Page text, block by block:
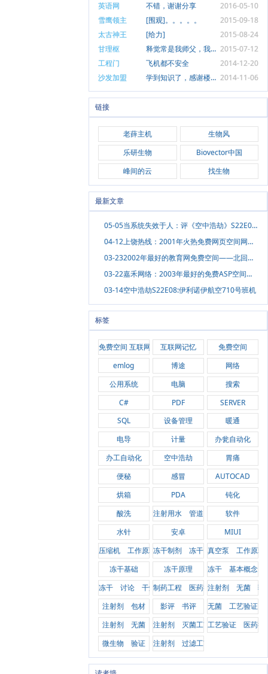
2016-05-10
英语网
不错，谢谢分享
2015-09-18
雪鹰领主
[围观]。。。。。
2015-08-24
太古神王
[给力]
2015-07-12
甘理枢
释觉常是我师父，我爱龙头寺！
2014-12-20
工程门
飞机都不安全
2014-11-06
沙发加盟 学到知识了，感谢楼主分享
链接
老薛主机
生物风
乐研生物
Biovector中国
峰间的云
找生物
最新文章
05-05当系统失效于人：评《空中浩劫》S22E09 美鹰航空3379号班机
04-12上饶热线：2001年火热免费网页空间网站推荐（互联网记忆之三）
03-232002年最好的教育网免费空间——北回归线 南京农业大学免费10M静态网页空间（互联网记忆之二）
03-22嘉禾网络：2003年最好的免费ASP空间网站推荐（互联网记忆之一）
03-14空中浩劫S22E08:伊利诺伊航空710号班机
标签
免费空间 互联网记忆互联网记忆
免费空间
emlog
博途
网络
公用系统
电脑
搜索
C#
PDF
SERVER
SQL
设备管理
暖通
电导
计量
办瓮自动化
办工自动化
空中浩劫
胃痛
便秘
感冒
AUTOCAD
烘箱
PDA
钝化
酸洗
注射用水 管道
软件
水针
安卓
MIUI
压缩机 工作原理 冻干冻干制剂 冻干 真空泵 工作原
冻干基础
冻干原理
冻干 基本概念
冻干 讨论 干燥制药工程 医药行业注射剂 无菌 验
注射剂 包材
影评 书评
无菌 工艺验证
注射剂 无菌
注射剂 灭菌工艺工艺验证 医药行
微生物 验证
注射剂 过滤工艺 无菌